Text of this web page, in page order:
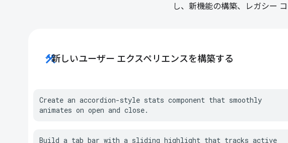
し、新機能の構築、レガシー
construction新しいユーザー エクスペリエンスを構築する
Create an accordion-style stats component that smoothly
animates on open and close.
Build a tab bar with a sliding highlight that tracks active